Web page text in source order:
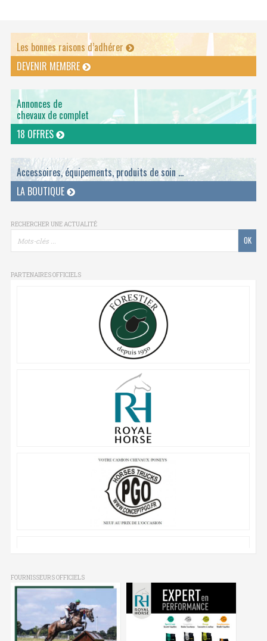
Les bonnes raisons d’adhérer
DEVENIR MEMBRE
Annonces de
chevaux de complet
18 OFFRES
Accessoires, équipements, produits de soin ...
LA BOUTIQUE
RECHERCHER UNE ACTUALITÉ
PARTENAIRES OFFICIELS
FOURNISSEURS OFFICIELS